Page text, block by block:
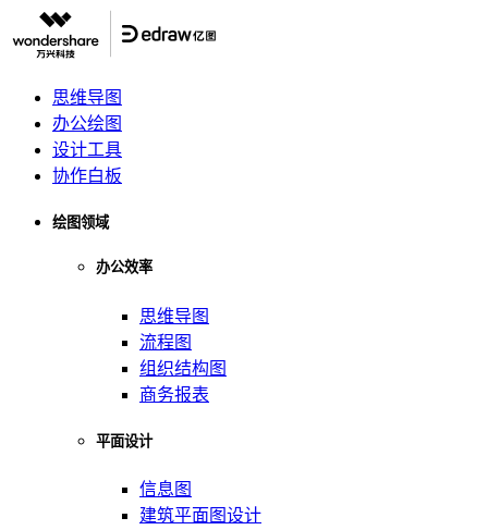
思维导图
办公绘图
设计工具
协作白板
绘图领域
办公效率
思维导图
流程图
组织结构图
商务报表
平面设计
信息图
建筑平面图设计